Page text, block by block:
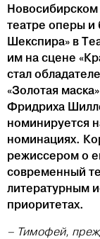
театре оперы и
Шекспира» в
им на сцене
стал
«Золотая
Фридриха
номинируется
номинациях.
режиссером о
современный
литературным
приоритетах.
– Тимофей,